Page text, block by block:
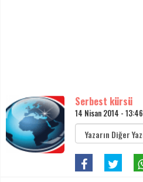
Serbest kürsü
14 Nisan 2014 - 13:46